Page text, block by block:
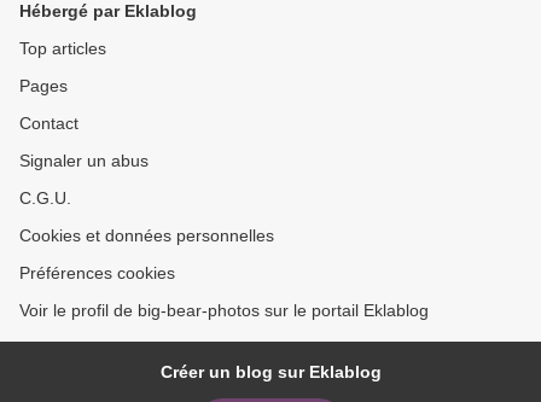
Hébergé par Eklablog
Top articles
Pages
Contact
Signaler un abus
C.G.U.
Cookies et données personnelles
Préférences cookies
Voir le profil de big-bear-photos sur le portail Eklablog
Créer un blog sur Eklablog